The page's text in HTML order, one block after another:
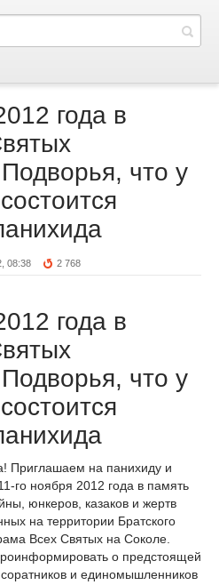
года в
что у
08:38 2 768
года в
что у
Приглашаем на панихиду и
го ноября 2012 года в память
юнкеров, казаков и жертв
на территории Братского
Всех Святых на Соколе.
о предстоящей
и единомышленников